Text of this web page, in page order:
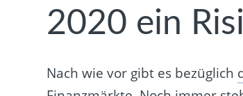
2020 ein
Nach wie vor gibt es bezüglich